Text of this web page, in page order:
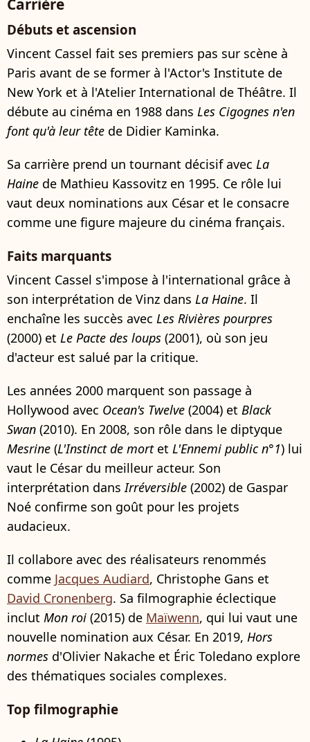
Carrière
Débuts et ascension
Vincent Cassel fait ses premiers pas sur scène à
Paris avant de se former à l'Actor's Institute de
New York et à l'Atelier International de Théâtre. Il
débute au cinéma en 1988 dans Les Cigognes n'en
font qu'à leur tête de Didier Kaminka.
Sa carrière prend un tournant décisif avec La
Haine de Mathieu Kassovitz en 1995. Ce rôle lui
vaut deux nominations aux César et le consacre
comme une figure majeure du cinéma français.
Faits marquants
Vincent Cassel s'impose à l'international grâce à
son interprétation de Vinz dans La Haine. Il
enchaîne les succès avec Les Rivières pourpres
(2000) et Le Pacte des loups (2001), où son jeu
d'acteur est salué par la critique.
Les années 2000 marquent son passage à
Hollywood avec Ocean's Twelve (2004) et Black
Swan (2010). En 2008, son rôle dans le diptyque
Mesrine (L'Instinct de mortet L'Ennemi public n°1) lui
vaut le César du meilleur acteur. Son
interprétation dansIrréversible (2002) de Gaspar
Noé confirme son goût pour les projets
audacieux.
Il collabore avec des réalisateurs renommés
comme Jacques Audiard, Christophe Gans et
David Cronenberg. Sa filmographie éclectique
inclut Mon roi (2015) de Maïwenn, qui lui vaut une
nouvelle nomination aux César. En 2019, Hors
normes d'Olivier Nakache et Éric Toledano explore
des thématiques sociales complexes.
Top filmographie